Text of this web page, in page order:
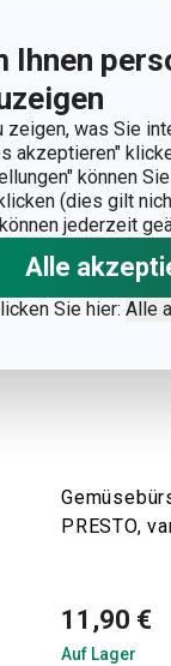
Ihnen
was Sie
akzeptieren"
können
(dies gilt
jederzeit
Alle
Sie hier: Alle
PRESTO,
11,90 €
Auf Lager